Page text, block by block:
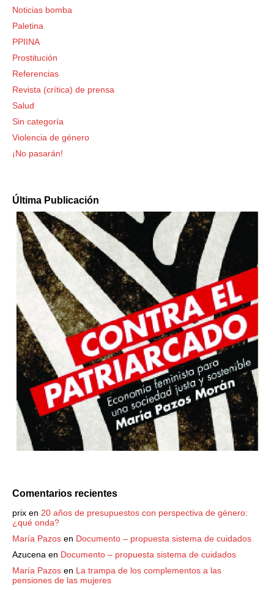
Noticias bomba
Paletina
PPIINA
Prostitución
Referencias
Revista (crítica) de prensa
Salud
Sin categoría
Violencia de género
¡No pasarán!
Última Publicación
Comentarios recientes
prix en 20 años de presupuestos con perspectiva de género:
¿qué onda?
María Pazos en Documento – propuesta sistema de cuidados
Azucena en Documento – propuesta sistema de cuidados
María Pazos en La trampa de los complementos a las
pensiones de las mujeres